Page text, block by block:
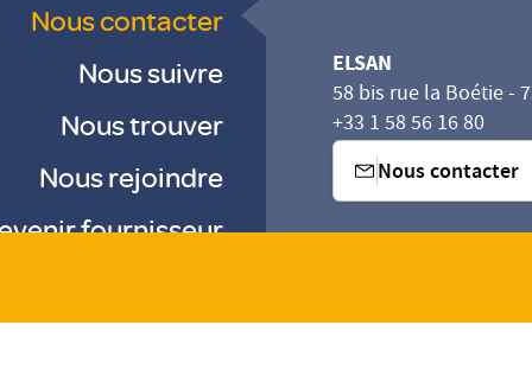
paramètres de confidentialité, en garantissant la
Nous contacter
Nous suivre
Nous trouver
Nous rejoindre
fournisseur
ELSAN
58 bis rue la Boétie -
+33 1 58 56 16 80
Nous contacter